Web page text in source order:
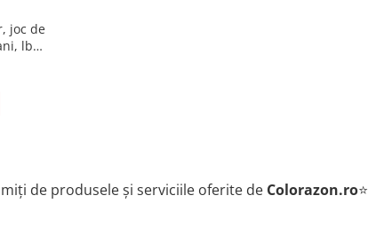
lb
de produsele și serviciile oferite de Colorazon.ro⭐